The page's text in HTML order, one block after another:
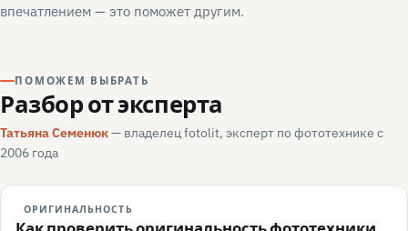
впечатлением — это поможет другим.
ПОМОЖЕМ ВЫБРАТЬ
Разбор от эксперта
Татьяна Семенюк— владелец fotolit, эксперт по фототехнике с
2006 года
ОРИГИНАЛЬНОСТЬ